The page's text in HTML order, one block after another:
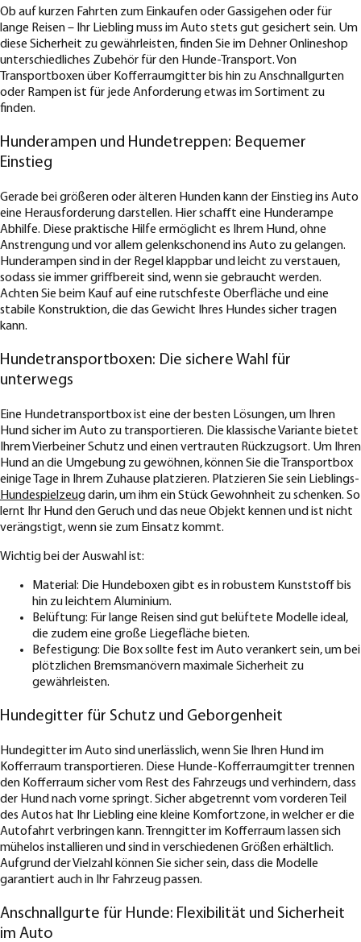
Ob auf kurzen Fahrten zum Einkaufen oder Gassigehen oder für
lange Reisen – Ihr Liebling muss im Auto stets gut gesichert sein. Um
diese Sicherheit zu gewährleisten, finden Sie im Dehner Onlineshop
unterschiedliches Zubehör für den Hunde-Transport. Von
Transportboxen über Kofferraumgitter bis hin zu Anschnallgurten
oder Rampen ist für jede Anforderung etwas im Sortiment zu
finden.
Hunderampen und Hundetreppen: Bequemer
Einstieg
Gerade bei größeren oder älteren Hunden kann der Einstieg ins Auto
eine Herausforderung darstellen. Hier schafft eine Hunderampe
Abhilfe. Diese praktische Hilfe ermöglicht es Ihrem Hund, ohne
Anstrengung und vor allem gelenkschonend ins Auto zu gelangen.
Hunderampen sind in der Regel klappbar und leicht zu verstauen,
sodass sie immer griffbereit sind, wenn sie gebraucht werden.
Achten Sie beim Kauf auf eine rutschfeste Oberfläche und eine
stabile Konstruktion, die das Gewicht Ihres Hundes sicher tragen
kann.
Hundetransportboxen: Die sichere Wahl für
unterwegs
Eine Hundetransportbox ist eine der besten Lösungen, um Ihren
Hund sicher im Auto zu transportieren. Die klassische Variante bietet
Ihrem Vierbeiner Schutz und einen vertrauten Rückzugsort. Um Ihren
Hund an die Umgebung zu gewöhnen, können Sie die Transportbox
einige Tage in Ihrem Zuhause platzieren. Platzieren Sie sein Lieblings-
Hundespielzeugdarin, um ihm ein Stück Gewohnheit zu schenken. So
lernt Ihr Hund den Geruch und das neue Objekt kennen und ist nicht
verängstigt, wenn sie zum Einsatz kommt.
Wichtig bei der Auswahl ist:
Material: Die Hundeboxen gibt es in robustem Kunststoff bis
hin zu leichtem Aluminium.
Belüftung: Für lange Reisen sind gut belüftete Modelle ideal,
die zudem eine große Liegefläche bieten.
Befestigung: Die Box sollte fest im Auto verankert sein, um bei
plötzlichen Bremsmanövern maximale Sicherheit zu
gewährleisten.
Hundegitter für Schutz und Geborgenheit
Hundegitter im Auto sind unerlässlich, wenn Sie Ihren Hund im
Kofferraum transportieren. Diese Hunde-Kofferraumgitter trennen
den Kofferraum sicher vom Rest des Fahrzeugs und verhindern, dass
der Hund nach vorne springt. Sicher abgetrennt vom vorderen Teil
des Autos hat Ihr Liebling eine kleine Komfortzone, in welcher er die
Autofahrt verbringen kann. Trenngitter im Kofferraum lassen sich
mühelos installieren und sind in verschiedenen Größen erhältlich.
Aufgrund der Vielzahl können Sie sicher sein, dass die Modelle
garantiert auch in Ihr Fahrzeug passen.
Anschnallgurte für Hunde: Flexibilität und Sicherheit
im Auto